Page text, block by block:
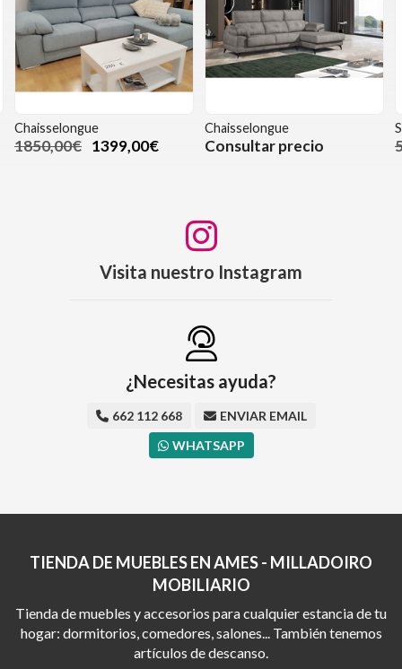
Chaisselongue
1850,00€ 1399,00€
Chaisselongue
Consultar precio
Visita nuestro Instagram
¿Necesitas ayuda?
662 112 668
ENVIAR EMAIL
WHATSAPP
TIENDA DE MUEBLES EN AMES - MILLADOIRO
MOBILIARIO
Tienda de muebles y accesorios para cualquier estancia de tu
hogar: dormitorios, comedores, salones... También tenemos
artículos de descanso.